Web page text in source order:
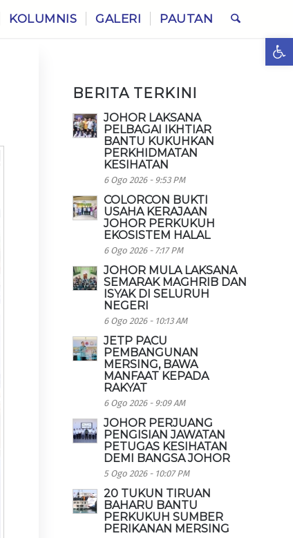
KOLUMNIS GALERI PAUTAN
BERITA TERKINI
JOHOR LAKSANA
PELBAGAI IKHTIAR
BANTU KUKUHKAN
PERKHIDMATAN
KESIHATAN
6 Ogo 2026 - 9:53 PM
COLORCON BUKTI
USAHA KERAJAAN
JOHOR PERKUKUH
EKOSISTEM HALAL
6 Ogo 2026 - 7:17 PM
JOHOR MULA LAKSANA
SEMARAK MAGHRIB DAN
ISYAK DI SELURUH
NEGERI
6 Ogo 2026 - 10:13 AM
JETP PACU
PEMBANGUNAN
MERSING, BAWA
MANFAAT KEPADA
RAKYAT
6 Ogo 2026 - 9:09 AM
JOHOR PERJUANG
PENGISIAN JAWATAN
PETUGAS KESIHATAN
DEMI BANGSA JOHOR
5 Ogo 2026 - 10:07 PM
20 TUKUN TIRUAN
BAHARU BANTU
PERKUKUH SUMBER
PERIKANAN MERSING